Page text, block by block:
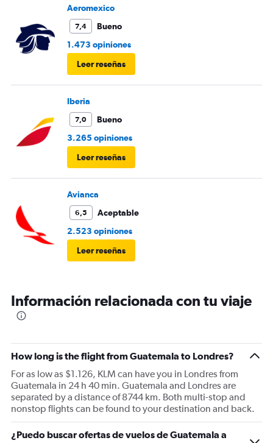
Aeromexico
7,4
Bueno
1.473 opiniones
Leer reseñas
Iberia
7,0
Bueno
3.265 opiniones
Leer reseñas
Avianca
6,5
Aceptable
2.523 opiniones
Leer reseñas
Información relacionada con tu viaje
How long is the flight from Guatemala to Londres?
For as low as $1.126, KLM can have you in Londres from
Guatemala in 24 h 40 min. Guatemala and Londres are
separated by a distance of 8744 km. Both multi-stop and
nonstop flights can be found to your destination and back.
¿Puedo buscar ofertas de vuelos de Guatemala a